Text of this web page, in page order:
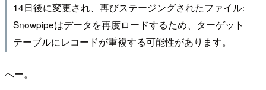
14日後に変更され、再びステージングされたファイル:
Snowpipeはデータを再度ロードするため、ターゲット
テーブルにレコードが重複する可能性があります。
へー。